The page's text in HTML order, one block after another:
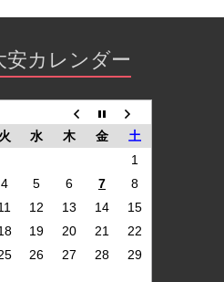
安カレンダー
火 水 木 金
土
1
4 5 6 7
8
12 13 14
15
19 20 21
22
26 27 28
29